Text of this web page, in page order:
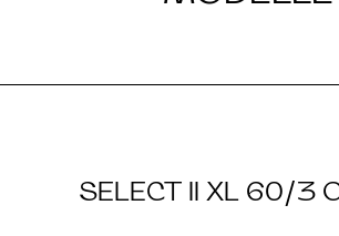
SELECT II XL 60/3